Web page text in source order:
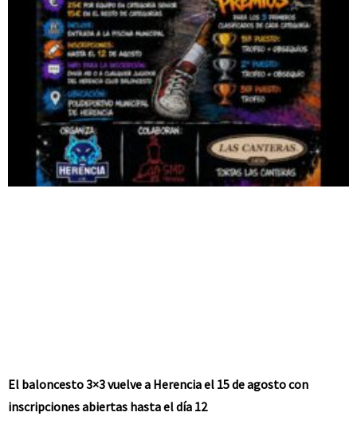
El baloncesto 3×3 vuelve a Herencia el 15 de agosto con
inscripciones abiertas hasta el día 12